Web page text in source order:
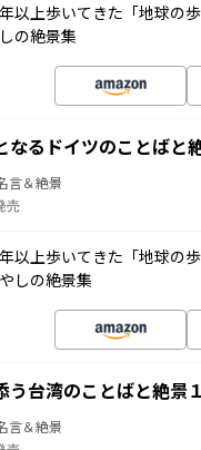
以上歩いてきた「地球の
の絶景集
なるドイツのことばと
言＆絶景
売
以上歩いてきた「地球の
しの絶景集
う台湾のことばと絶景
言＆絶景